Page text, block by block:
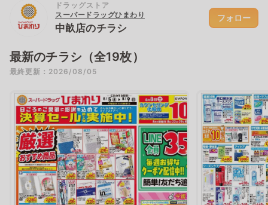
ドラッグストア
スーパードラッグひまわり
中畝店のチラシ
フォロー
最新のチラシ（全19枚）
最終更新：2026/08/05